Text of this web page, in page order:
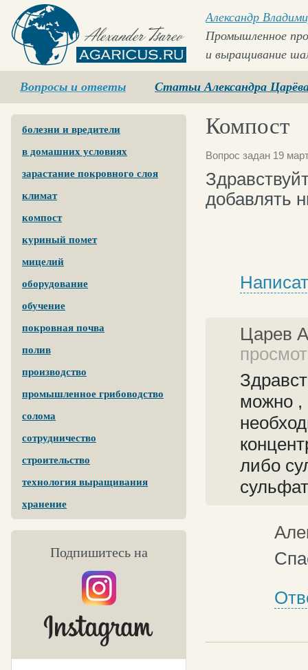
Agaricus.ru
Александр
Промышленное
и выращивание
Вопросы и ответы Статьи Александра
болезни и вредители
в домашних условиях
зарастание покровного слоя
климат
компост
куриный помет
мицелий
оборудование
обучение
покровная почва
полив
производство
промышленное грибоводство
солома
сотрудничество
строительство
технология выращивания
хранение
Подпишитесь на
Компост
Вопрос задан 19
добавлять
Царев
можно ,
либо